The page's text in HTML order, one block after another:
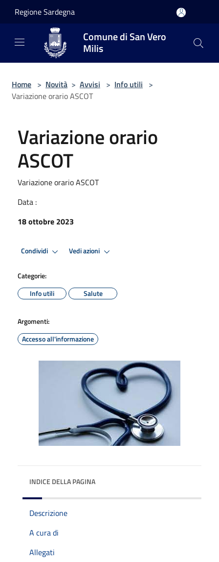
Regione Sardegna
Comune di San Vero
Milis
Home > Novità > Avvisi > Info utili >
Variazione orario ASCOT
Variazione orario
ASCOT
Variazione orario ASCOT
Data :
18 ottobre 2023
Condividi Vedi azioni
Categorie:
Info utili
Salute
Argomenti:
Accesso all'informazione
INDICE DELLA PAGINA
Descrizione
A cura di
Allegati